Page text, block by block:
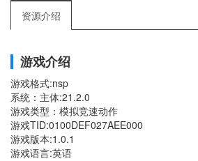
资源介绍
游戏介绍
游戏格式:nsp
系统：主体:21.2.0
游戏类型：模拟竞速动作
游戏TID:0100DEF027AEE000
游戏版本:1.0.1
游戏语言:英语